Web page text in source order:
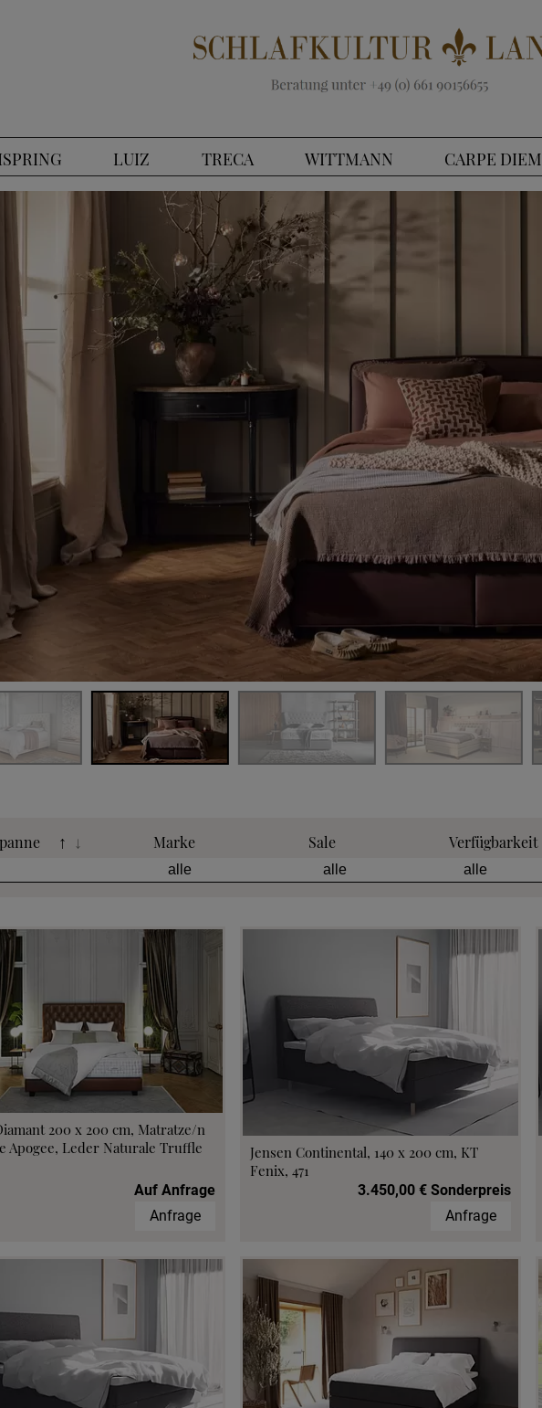
LUIZ TRECA WITTMANN CARPE DIEM
↑ ↓ Marke Sale Verfügbarkeit
200 x 200 cm, Matratze/n
Apogee, Leder Naturale Truffle
Auf Anfrage
Anfrage
Jensen Continental, 140 x 200 cm, KT
Fenix, 471
3.450,00 € Sonderpreis
Anfrage